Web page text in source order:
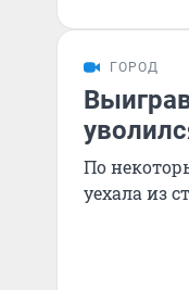
ГОРОД
По
уехала из